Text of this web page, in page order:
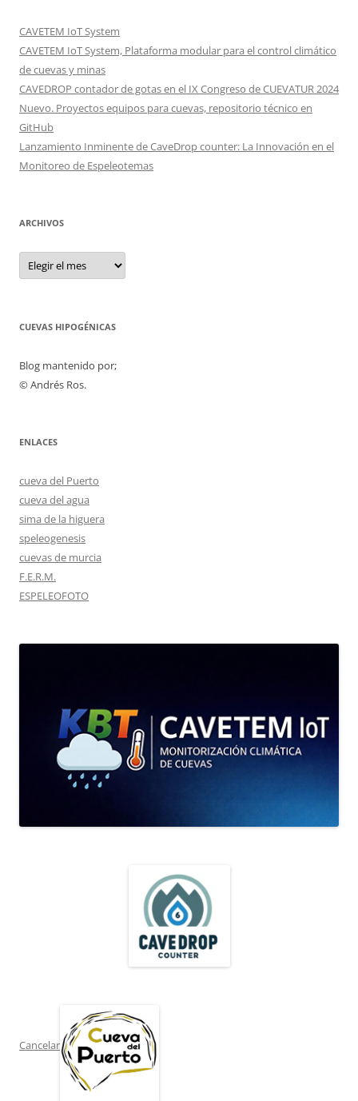
CAVETEM IoT System
CAVETEM IoT System, Plataforma modular para el control climático
de cuevas y minas
CAVEDROP contador de gotas en el IX Congreso de CUEVATUR 2024
Nuevo. Proyectos equipos para cuevas, repositorio técnico en
GitHub
Lanzamiento Inminente de CaveDrop counter: La Innovación en el
Monitoreo de Espeleotemas
ARCHIVOS
Archivos
CUEVAS HIPOGÉNICAS
Blog mantenido por;
© Andrés Ros.
ENLACES
cueva del Puerto
cueva del agua
sima de la higuera
speleogenesis
cuevas de murcia
F.E.R.M.
ESPELEOFOTO
Cancelar